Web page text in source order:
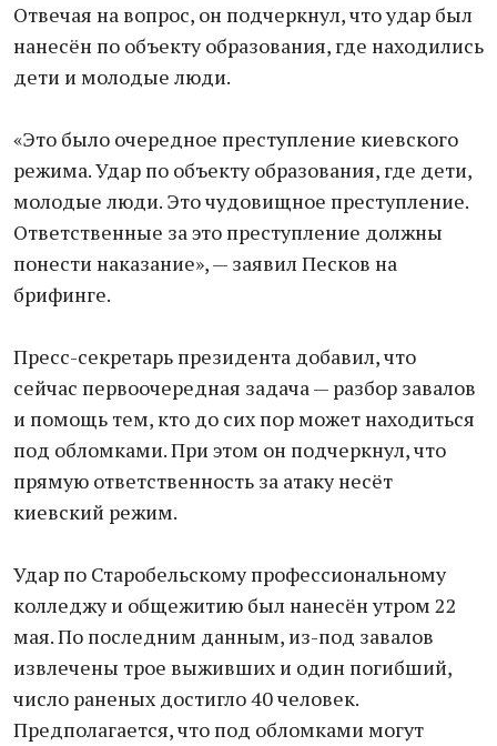
Отвечая на вопрос, он подчеркнул, что удар был
нанесён по объекту образования, где находились
дети и молодые люди.
«Это было очередное преступление киевского
режима. Удар по объекту образования, где дети,
молодые люди. Это чудовищное преступление.
Ответственные за это преступление должны
понести наказание», — заявил Песков на
брифинге.
Пресс-секретарь президента добавил, что
сейчас первоочередная задача — разбор завалов
и помощь тем, кто до сих пор может находиться
под обломками. При этом он подчеркнул, что
прямую ответственность за атаку несёт
киевский режим.
Удар по Старобельскому профессиональному
колледжу и общежитию был нанесён утром 22
мая. По последним данным, из-под завалов
извлечены трое выживших и один погибший,
число раненых достигло 40 человек.
Предполагается, что под обломками могут